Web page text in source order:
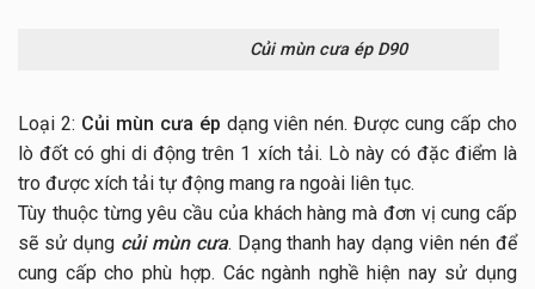
Củi mùn cưa ép D90
Loại 2: Củi mùn cưa ép dạng viên nén. Được cung cấp cho
lò đốt có ghi di động trên 1 xích tải. Lò này có đặc điểm là
tro được xích tải tự động mang ra ngoài liên tục.
Tùy thuộc từng yêu cầu của khách hàng mà đơn vị cung cấp
sẽ sử dụng củi mùn cưa. Dạng thanh hay dạng viên nén để
cung cấp cho phù hợp. Các ngành nghề hiện nay sử dụng